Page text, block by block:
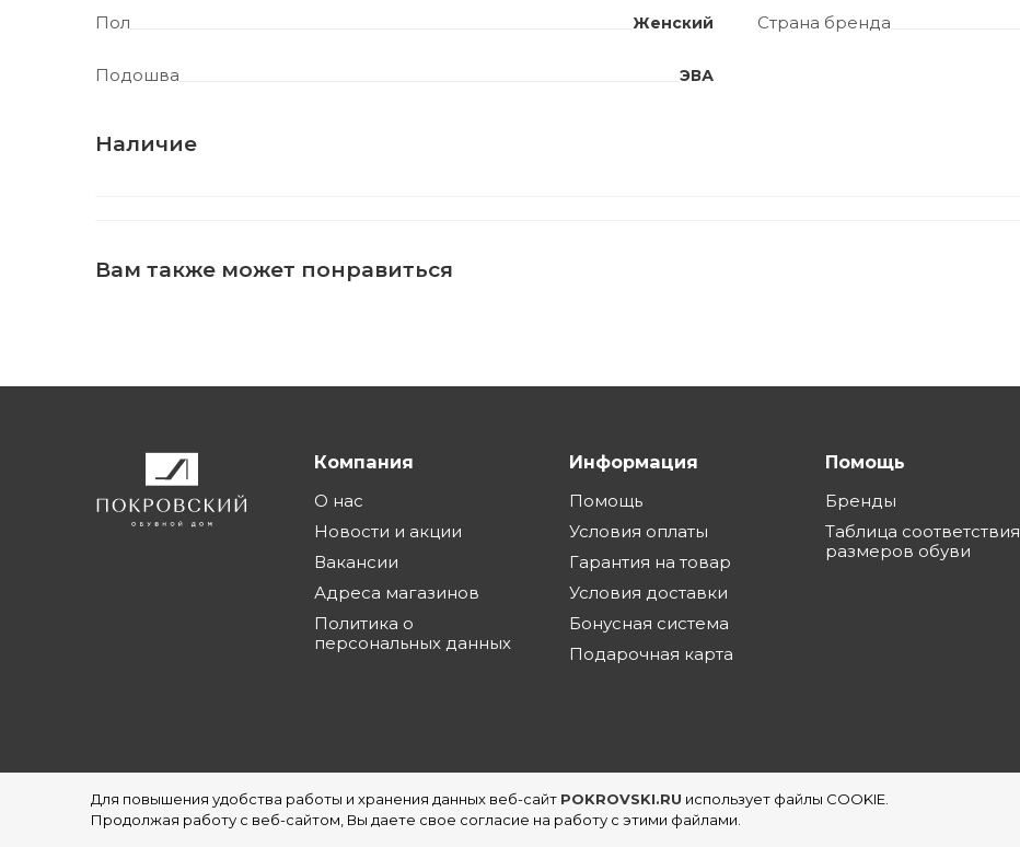
Для повышения удобства работы и хранения данных веб-сайт POKROVSKI.RU использует файлы COOKIE.
Продолжая работу с веб-сайтом, Вы даете свое согласие на работу с этими файлами.
Пол Женский Страна бренда
Подошва ЭВА
Наличие
Вам также может понравиться
Компания
О нас
Новости и акции
Вакансии
Адреса магазинов
Политика о
персональных данных
Информация
Помощь
Условия оплаты
Гарантия на товар
Условия доставки
Бонусная система
Подарочная карта
Помощь
Бренды
Таблица соответствия
размеров обуви
©1997 - 2026 Обувной Дом "Покровский" - сеть магазинов обуви в Екатеринбурге